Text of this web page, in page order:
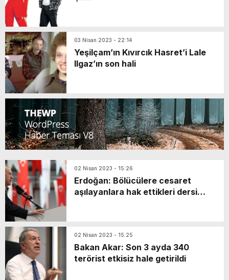
GERÇEKLEŞTİ
03 Nisan 2023 - 22:14
Yeşilçam’ın Kıvırcık Hasret’i Lale
Ilgaz’ın son hali
02 Nisan 2023 - 15:26
Erdoğan: Bölücülere cesaret
aşılayanlara hak ettikleri dersi
02 Nisan 2023 - 15:25
Bakan Akar: Son 3 ayda 340
terörist etkisiz hale getirildi